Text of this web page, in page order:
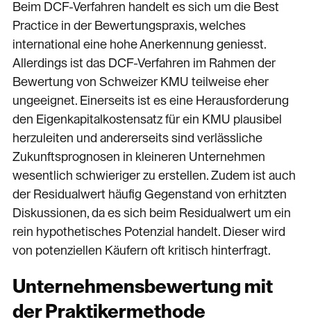
Beim DCF-Verfahren handelt es sich um die Best
Practice in der Bewertungspraxis, welches
international eine hohe Anerkennung geniesst.
Allerdings ist das DCF-Verfahren im Rahmen der
Bewertung von Schweizer KMU teilweise eher
ungeeignet. Einerseits ist es eine Herausforderung
den Eigenkapitalkostensatz für ein KMU plausibel
herzuleiten und andererseits sind verlässliche
Zukunftsprognosen in kleineren Unternehmen
wesentlich schwieriger zu erstellen. Zudem ist auch
der Residualwert häufig Gegenstand von erhitzten
Diskussionen, da es sich beim Residualwert um ein
rein hypothetisches Potenzial handelt. Dieser wird
von potenziellen Käufern oft kritisch hinterfragt.
Unternehmensbewertung mit
der Praktikermethode